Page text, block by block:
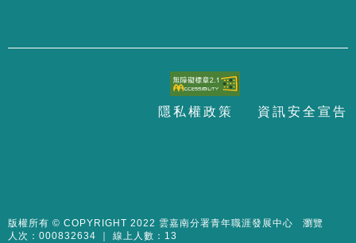
隱 私 權政 策 資 訊安全 宣 告
版權所有 © COPYRIGHT 2022 雲嘉南分署青年職涯發展中心 瀏覽
人次：000832634 ｜ 線上人數：13